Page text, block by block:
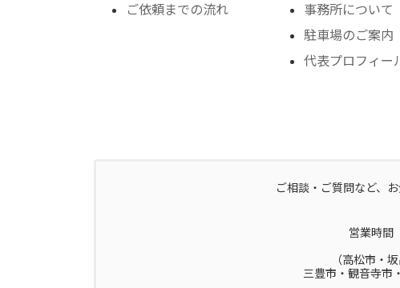
ご依頼までの流れ
事務所について
駐車場のご案内
代表プロフィー
ご相談・ご質問など、
営業時間
（高松市・
三豊市・観音寺市